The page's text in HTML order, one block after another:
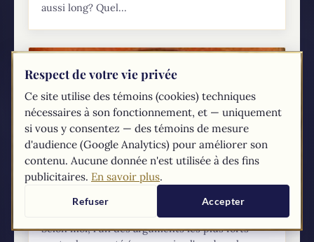
aussi long? Quel...
La papauté existait-elle quand Jean était
encore vivant?
Selon moi, l'un des arguments les plus forts
Respect de votre vie privée
Ce site utilise des témoins (cookies) techniques
nécessaires à son fonctionnement, et — uniquement
si vous y consentez — des témoins de mesure
d'audience (Google Analytics) pour améliorer son
contenu. Aucune donnée n'est utilisée à des fins
publicitaires. En savoir plus.
Refuser Accepter